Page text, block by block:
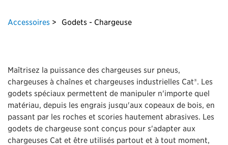
Accessoires Godets - Chargeuse
Maîtrisez la puissance des chargeuses sur pneus,
chargeuses à chaînes et chargeuses industrielles Cat®. Les
godets spéciaux permettent de manipuler n'importe quel
matériau, depuis les engrais jusqu'aux copeaux de bois, en
passant par les roches et scories hautement abrasives. Les
godets de chargeuse sont conçus pour s'adapter aux
chargeuses Cat et être utilisés partout et à tout moment,